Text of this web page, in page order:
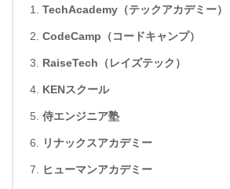
TechAcademy（テックアカデミー）
CodeCamp（コードキャンプ）
RaiseTech（レイズテック）
KENスクール
侍エンジニア塾
リナックスアカデミー
ヒューマンアカデミー